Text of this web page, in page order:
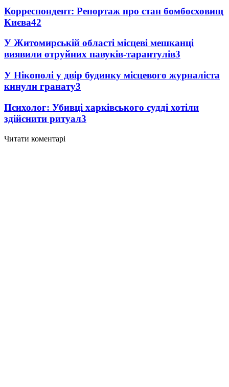
Корреспондент: Репортаж про стан бомбосховищ
Києва42
У Житомирській області місцеві мешканці
виявили отруйних павуків-тарантулів3
У Нікополі у двір будинку місцевого журналіста
кинули гранату3
Психолог: Убивці харківського судді хотіли
здійснити ритуал3
Читати коментарі